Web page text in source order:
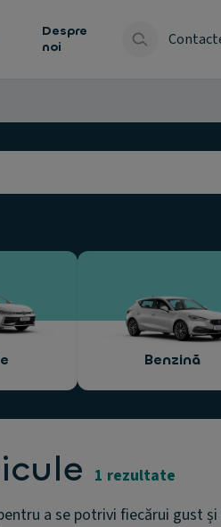
Despre
noi
Benzină
1 rezultate
a se potrivi fiecărui gust